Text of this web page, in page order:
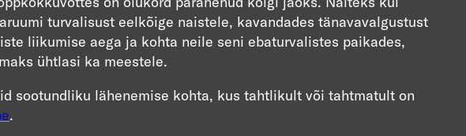
turvalisust eelkõige naistele, kavandades tänavavalgustust
liikumise aega ja kohta neile seni ebaturvalistes paikades,
ühtlasi ka meestele.
sootundliku lähenemise kohta, kus tahtlikult või tahtmatult on
.